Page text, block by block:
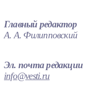
Главный редактор
А. А. Филипповский
Эл. почта редакции
info@vesti.ru